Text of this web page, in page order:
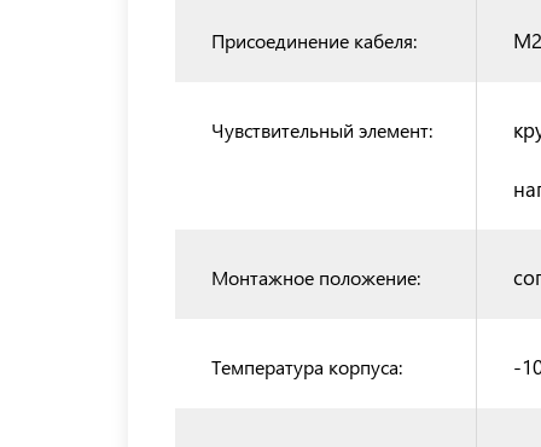
Присоединение кабеля:
Чувствительный элемент:
Монтажное положение:
Температура корпуса: -